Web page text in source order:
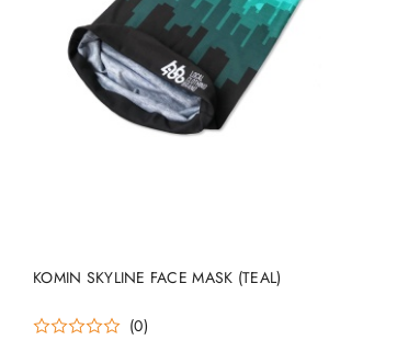
KOMIN SKYLINE FACE MASK (TEAL)
(0)
DO KOSZYKA